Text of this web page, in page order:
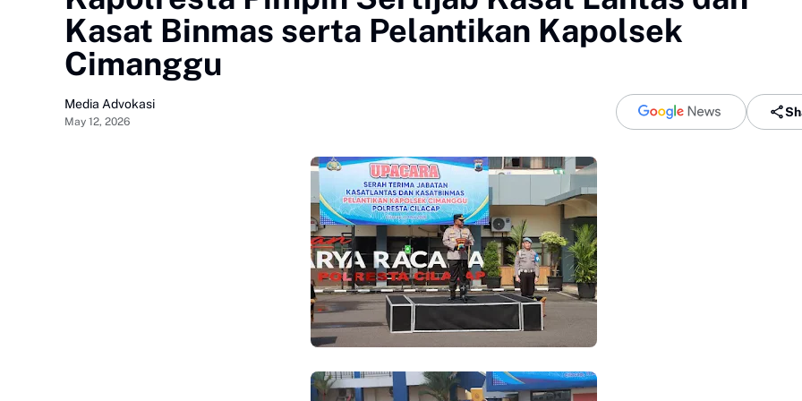
Kasat Binmas serta Pelantikan Kapolsek
Cimanggu
Media Advokasi
May 12, 2026